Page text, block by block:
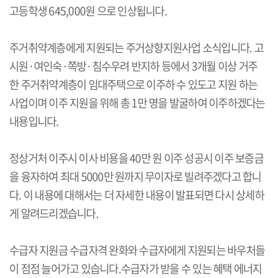
고등학생 645,000원 으로 인상됩니다.
주거취약계층에게 지원되는 주거상향지원사업 소식입니다. 고
시원·여인숙·쪽방·침수우려 반지하 등에서 3개월 이상 거주
한 주거취약계층이 임대주택으로 이주하 수 있도고 지원 하는
사업이며 이주 지원을 위해 총 1만 명을 발굴하여 이주하겠다는
내용입니다.
정상거처 이주시 이사 비용을 40만 원 이주 성공시 이주 보증금
을 융자하여 최대 5000만 원까지 무이자로 빌려주겠다고 합니
다. 이 내용에 대해서는 더 자세한 내용이 발표되면 다시 상세하
게 알려드리겠습니다.
수급자 지원금 수급자격 완화와 수급자에게 지원되는 바우처들
이 점점 늘어가고 있습니다.수급자가 받을 수 있는 혜택 에너지